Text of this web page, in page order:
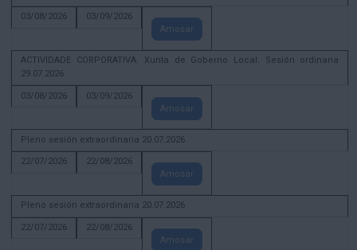
03/08/2026
03/09/2026
Amosar
ACTIVIDADE CORPORATIVA. Xunta de Goberno Local. Sesión ordinaria
29.07.2026
03/08/2026
03/09/2026
Amosar
Pleno sesión extraordinaria 20.07.2026
22/07/2026
22/08/2026
Amosar
Pleno sesión extraordinaria 20.07.2026
22/07/2026
22/08/2026
Amosar